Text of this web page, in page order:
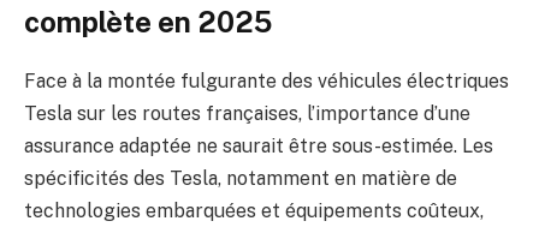
complète en 2025
Face à la montée fulgurante des véhicules électriques
Tesla sur les routes françaises, l’importance d’une
assurance adaptée ne saurait être sous-estimée. Les
spécificités des Tesla, notamment en matière de
technologies embarquées et équipements coûteux,